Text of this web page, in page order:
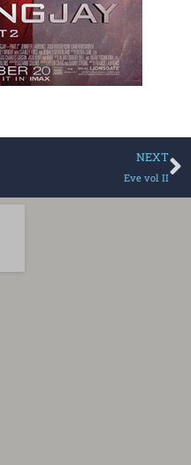
NEXT
Eve vol II